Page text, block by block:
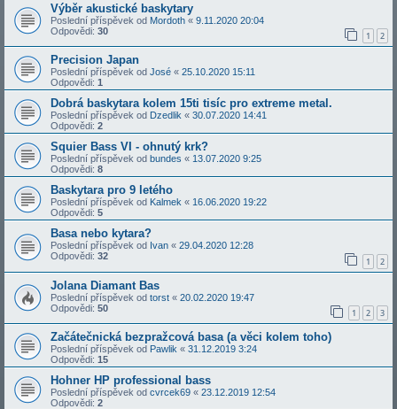
Výběr akustické baskytary
Poslední příspěvek od Mordoth « 9.11.2020 20:04
Odpovědi: 30 1 2
Precision Japan
Poslední příspěvek od José « 25.10.2020 15:11
Odpovědi: 1
Dobrá baskytara kolem 15ti tisíc pro extreme metal.
Poslední příspěvek od Dzedlik « 30.07.2020 14:41
Odpovědi: 2
Squier Bass VI - ohnutý krk?
Poslední příspěvek od bundes « 13.07.2020 9:25
Odpovědi: 8
Baskytara pro 9 letého
Poslední příspěvek od Kalmek « 16.06.2020 19:22
Odpovědi: 5
Basa nebo kytara?
Poslední příspěvek od Ivan « 29.04.2020 12:28
Odpovědi: 32 1 2
Jolana Diamant Bas
Poslední příspěvek od torst « 20.02.2020 19:47
Odpovědi: 50 1 2 3
Začátečnická bezpražcová basa (a věci kolem toho)
Poslední příspěvek od Pawlik « 31.12.2019 3:24
Odpovědi: 15
Hohner HP professional bass
Poslední příspěvek od cvrcek69 « 23.12.2019 12:54
Odpovědi: 2